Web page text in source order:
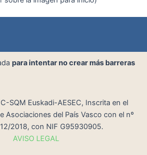
para intentar no crear más barreras
SQM Euskadi-AESEC, Inscrita en el
Asociaciones del País Vasco con el nº
2018, con NIF G95930905.
AVISO LEGAL